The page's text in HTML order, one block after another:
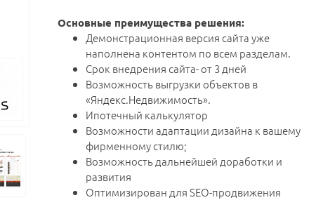
Основные преимущества решения:
Демонстрационная версия сайта уже
наполнена контентом по всем разделам.
Срок внедрения сайта- от 3 дней
Возможность выгрузки объектов в
«Яндекс.Недвижимость».
Ипотечный калькулятор
Возможности адаптации дизайна к вашему
фирменному стилю;
Возможность дальнейшей доработки и
развития
Оптимизирован для SEO-продвижения